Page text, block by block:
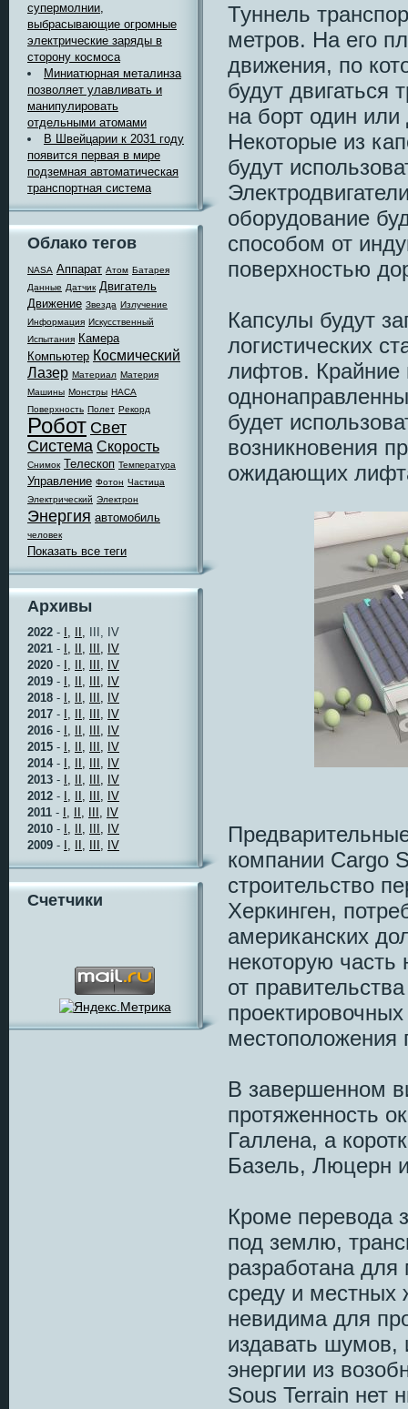
супермолнии,
выбрасывающие огромные
электрические заряды в
сторону космоса
Миниатюрная металинза
позволяет улавливать и
манипулировать
отдельными атомами
В Швейцарии к 2031 году
появится первая в мире
подземная автоматическая
транспортная система
Облако тегов
NASA Аппарат Атом Батарея
Данные Датчик Двигатель
Движение Звезда Излучение
Информация Искусственный
Испытания Камера
Компьютер Космический
Лазер Материал Материя
Машины Монстры НАСА
Поверхность Полет Рекорд
Робот Свет
Система Скорость
Снимок Телескоп Температура
Управление Фотон Частица
Электрический Электрон
Энергия автомобиль
человек
Показать все теги
Архивы
2022 - I, II, III, IV
2021 - I, II, III, IV
2020 - I, II, III, IV
2019 - I, II, III, IV
2018 - I, II, III, IV
2017 - I, II, III, IV
2016 - I, II, III, IV
2015 - I, II, III, IV
2014- I, II, III, IV
2013 - I, II, III, IV
2012 - I, II, III, IV
2011 - I, II, III, IV
2010 - I, II, III, IV
2009 - I, II, III, IV
Счетчики
Туннель
метров. На его
движения, по
будут двигаться
на борт один
Некоторые из
будут
оборудование
способом от
поверхностью
Капсулы будут
логистических
лифтов. Крайние
будет
возникновения
ожидающих
компании Cargo
строительство
Херкинген,
американских
некоторую
от
местоположения
В завершенном
протяженность
Галлена, а
Базель, Люцерн
Кроме перевода
под землю,
разработана
среду и местных
невидима для
издавать шумов,
энергии из
Sous Terrain нет